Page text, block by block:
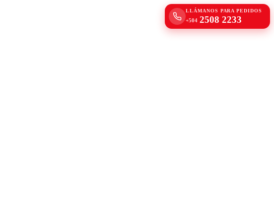
LLÁMANOS PARA PEDIDOS
+504 2508 2233